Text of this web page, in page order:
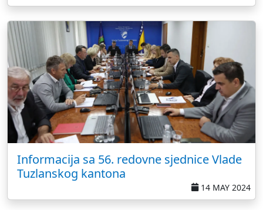
Informacija sa 56. redovne sjednice Vlade
Tuzlanskog kantona
14 MAY 2024